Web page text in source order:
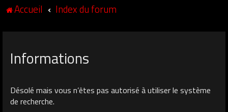
Accueil Index du forum
Informations
Désolé mais vous n’êtes pas autorisé à utiliser le système
de recherche.